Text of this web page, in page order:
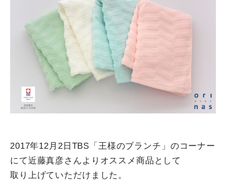
2017年12月2日TBS「王様のブランチ」のコーナー
にて近藤真彦さんよりオススメ商品として
取り上げていただけました。